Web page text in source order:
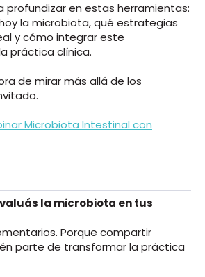
profundizar en estas herramientas:
la microbiota, qué estrategias
y cómo integrar este
práctica clínica.
de mirar más allá de los
Microbiota Intestinal con
la microbiota en tus
Porque compartir
parte de transformar la práctica